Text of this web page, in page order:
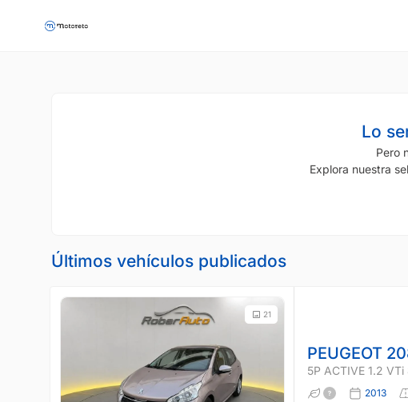
Lo
Pero
Explora nuestra
Últimos vehículos publicados
21
PEUGEOT
5P ACTIVE 1.2 VTi
2013